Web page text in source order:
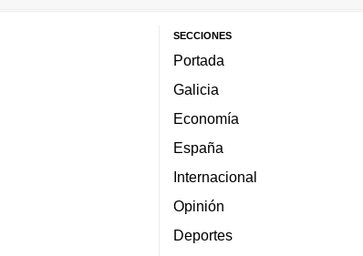
SECCIONES
Portada
Galicia
Economía
España
Internacional
Opinión
Deportes